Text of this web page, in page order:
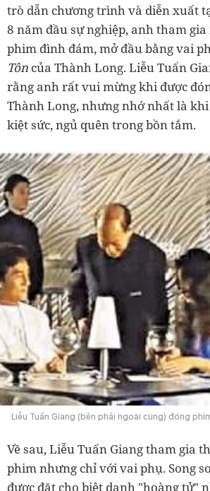
trò dẫn chương trình và diễn xuất
8 năm đầu sự nghiệp, anh tham
phim đình đám, mở đầu bằng vai
Tôn của Thành Long. Liễu Tuấn
rằng anh rất vui mừng khi được
Thành Long, nhưng nhớ nhất là
kiệt sức, ngủ quên trong bồn tắm.
Liễu Tuấn Giang (bên phải ngoài cùng) đóng
Về sau, Liễu Tuấn Giang tham gia
phim nhưng chỉ với vai phụ. Song
được đặt cho biệt danh "hoàng tử"